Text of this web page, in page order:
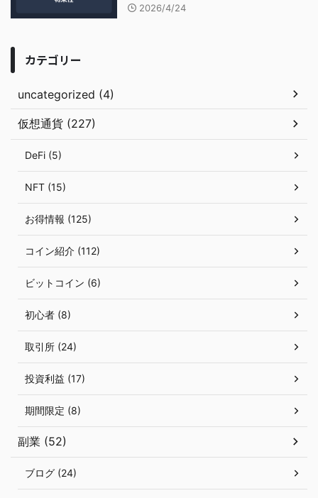
2026/4/24
カテゴリー
uncategorized (4)
仮想通貨 (227)
DeFi (5)
NFT (15)
お得情報 (125)
コイン紹介 (112)
ビットコイン (6)
初心者 (8)
取引所 (24)
投資利益 (17)
期間限定 (8)
副業 (52)
ブログ (24)